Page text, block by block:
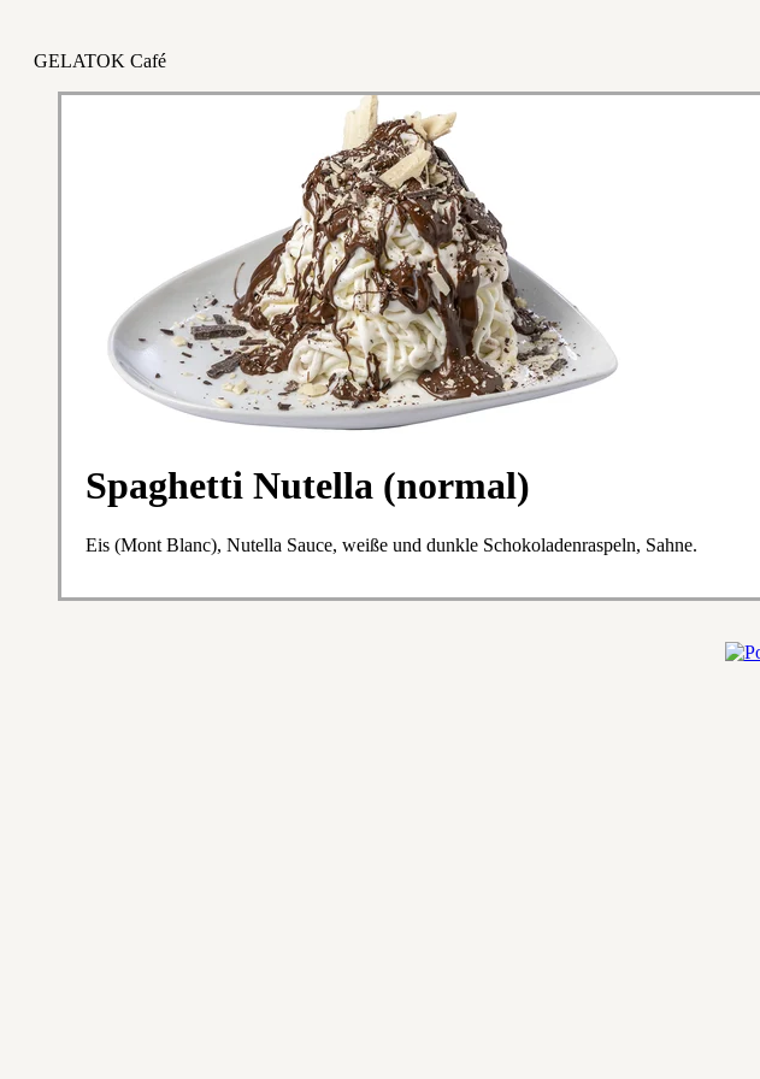
GELATOK Café
Spaghetti Nutella (normal)
Eis (Mont Blanc), Nutella Sauce, weiße und dunkle Schokoladenraspeln, Sahne.